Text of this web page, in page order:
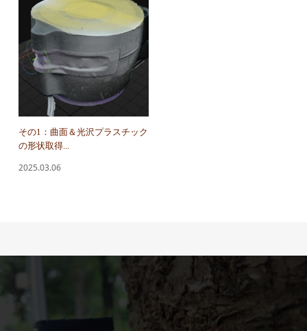
その1：曲面＆光沢プラスチック
の形状取得...
2025.03.06